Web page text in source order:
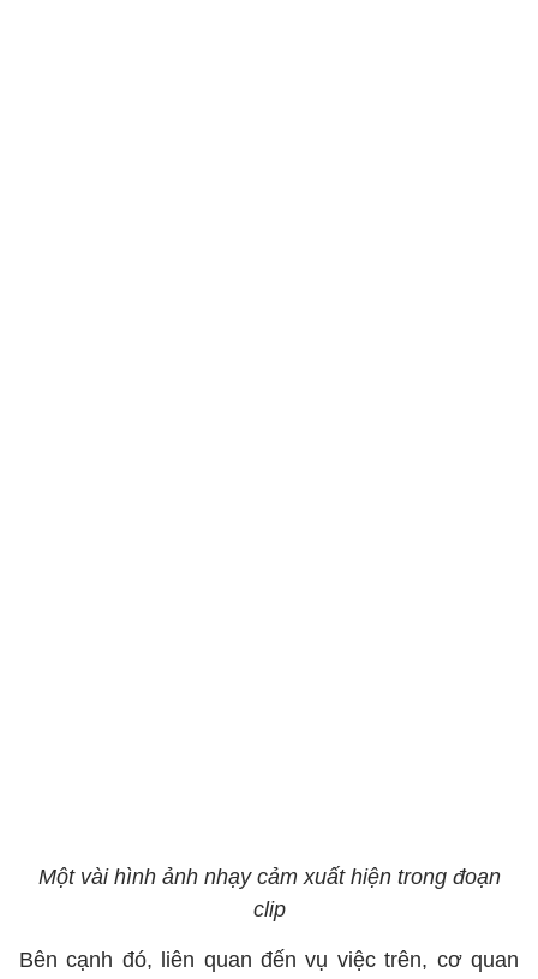
Một vài hình ảnh nhạy cảm xuất hiện trong đoạn
clip
Bên cạnh đó, liên quan đến vụ việc trên, cơ quan